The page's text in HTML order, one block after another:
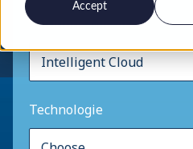
Accept
Solutions Microsoft
Technologie